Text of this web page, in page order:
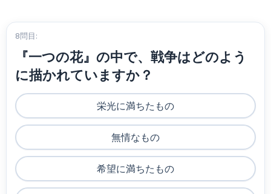
8問目:
『一つの花』の中で、戦争はどのよう
に描かれていますか？
栄光に満ちたもの
無情なもの
希望に満ちたもの